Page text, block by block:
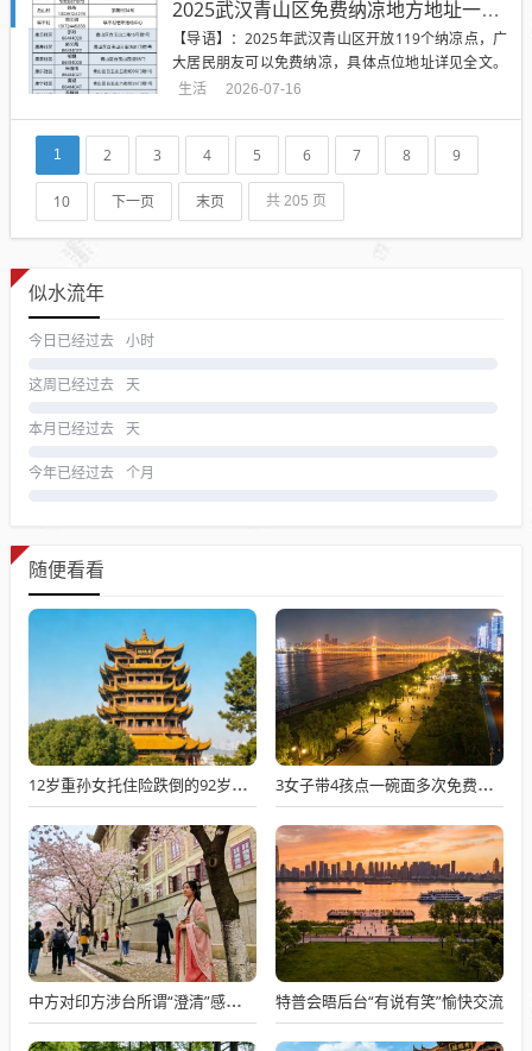
居...
2025武汉青山区免费纳凉地方地址一览表
【导语】：2025年武汉青山区开放119个纳凉点，广
大居民朋友可以免费纳凉，具体点位地址详见全文。
2025武汉青山区免费纳凉地方地址一览表 青山区119
舞、下棋……青山区每个纳凉点服务内容...
生活 2026-07-16
1 2 3 4 5 6 7 8 9
10 下一页 末页 共 205 页
似水流年
今日已经过去 小时
这周已经过去 天
本月已经过去 天
今年已经过去 个月
随便看看
12岁重孙女托住险跌倒的92岁太爷爷 3女子带4孩点一碗面多次免费续面
中方对印方涉台所谓“澄清”感到意外 特普会晤后台“有说有笑”愉快交流